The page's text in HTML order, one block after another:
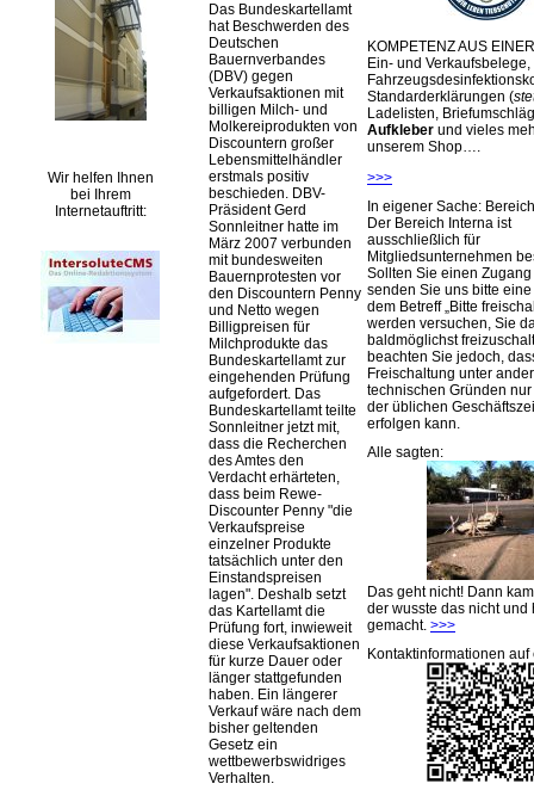
Wir helfen Ihnen
bei Ihrem
Internetauftritt:
Das Bundeskartellamt
hat Beschwerden des
Deutschen
Bauernverbandes
(DBV) gegen
Verkaufsaktionen mit
billigen Milch- und
Molkereiprodukten von
Discountern großer
Lebensmittelhändler
erstmals positiv
beschieden. DBV-
Präsident Gerd
Sonnleitner hatte im
März 2007 verbunden
mit bundesweiten
Bauernprotesten vor
den Discountern Penny
und Netto wegen
Billigpreisen für
Milchprodukte das
Bundeskartellamt zur
eingehenden Prüfung
aufgefordert. Das
Bundeskartellamt teilte
Sonnleitner jetzt mit,
dass die Recherchen
des Amtes den
Verdacht erhärteten,
dass beim Rewe-
Discounter Penny die
Verkaufspreise
einzelner Produkte
tatsächlich unter den
Einstandspreisen
lagen . Deshalb setzt
das Kartellamt die
Prüfung fort, inwieweit
diese Verkaufsaktionen
für kurze Dauer oder
länger stattgefunden
haben. Ein längerer
Verkauf wäre nach dem
bisher geltenden
Gesetz ein
wettbewerbswidriges
Verhalten.
KOMPETENZ AUS
Ein- und Verkaufsbelege,
Standarderklärungen (
Ladelisten,
Aufkleber und vieles
unserem Shop….
>>>
In eigener Sache:
Der Bereich Interna ist
ausschließlich für
Mitgliedsunternehmen
Sollten Sie einen
senden Sie uns bitte
dem Betreff „Bitte
werden versuchen, Sie
baldmöglichst
beachten Sie jedoch,
Freischaltung unter
technischen Gründen
der üblichen
erfolgen kann.
Alle sagten:
Das geht nicht! Dann
der wusste das nicht und
gemacht. >>>
Kontaktinformationen